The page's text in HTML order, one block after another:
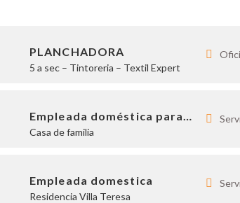
PLANCHADORA
5 a sec – Tintoreria – Textil Expert
Empleada doméstica para…
Casa de familia
Empleada domestica
Residencia Villa Teresa